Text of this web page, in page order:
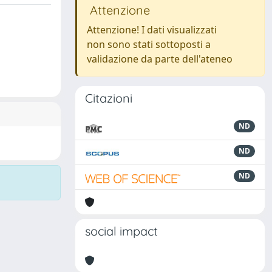
Attenzione
Attenzione! I dati visualizzati
non sono stati sottoposti a
validazione da parte dell'ateneo
Citazioni
ND
ND
ND
social impact